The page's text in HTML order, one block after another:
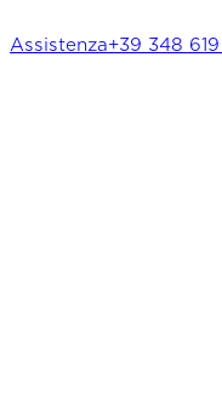
Assistenza+39 348